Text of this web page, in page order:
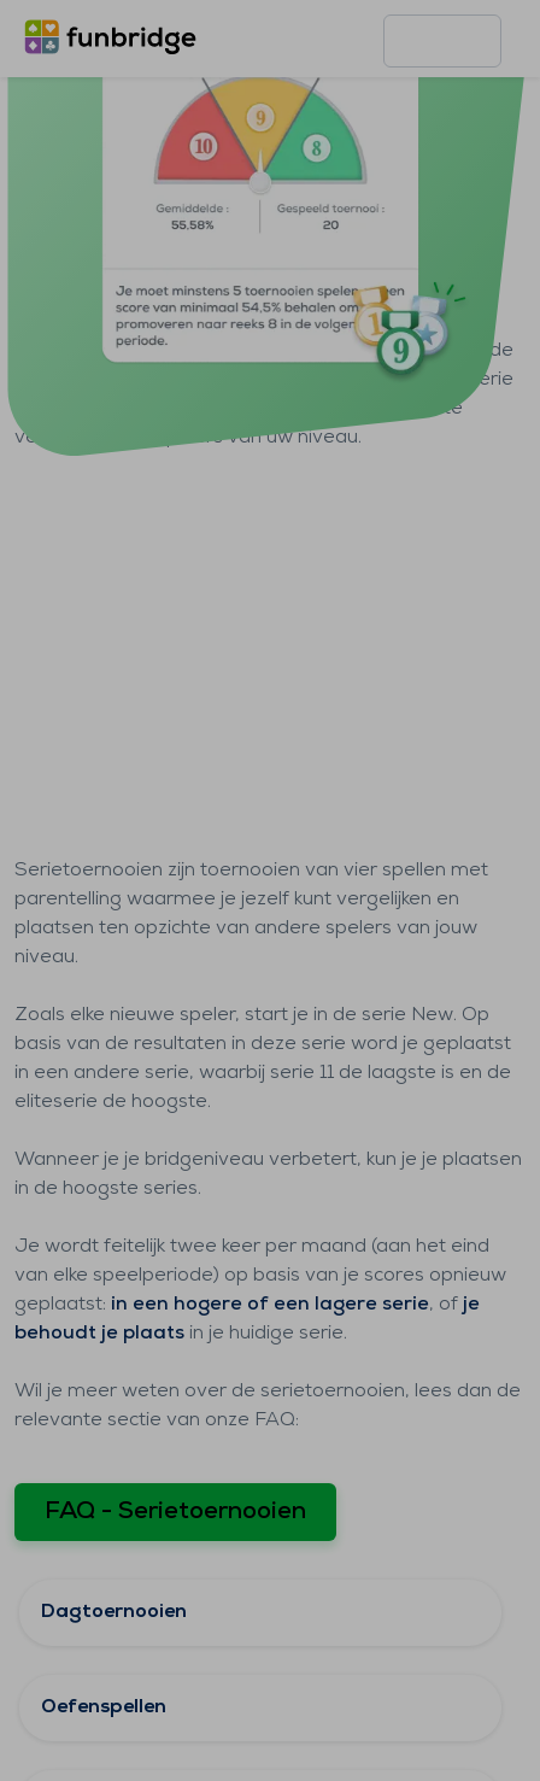
Functies Serietoernooien
Serietoernooien
Begin in de serie New en stroom door naar één van de
andere series, van serie 11 (de laagste) tot de eliteserie
(de hoogste). Dit is een goede manier om uzelf te
vergelijken met spelers van uw niveau.
Serietoernooien zijn toernooien van vier spellen met
parentelling waarmee je jezelf kunt vergelijken en
plaatsen ten opzichte van andere spelers van jouw
niveau.
Zoals elke nieuwe speler, start je in de serie New. Op
basis van de resultaten in deze serie word je geplaatst
in een andere serie, waarbij serie 11 de laagste is en de
eliteserie de hoogste.
Wanneer je je bridgeniveau verbetert, kun je je plaatsen
in de hoogste series.
Je wordt feitelijk twee keer per maand (aan het eind
van elke speelperiode) op basis van je scores opnieuw
geplaatst: in een hogere of een lagere serie, of je
behoudt je plaats in je huidige serie.
Wil je meer weten over de serietoernooien, lees dan de
relevante sectie van onze FAQ:
FAQ - Serietoernooien
Dagtoernooien
Oefenspellen